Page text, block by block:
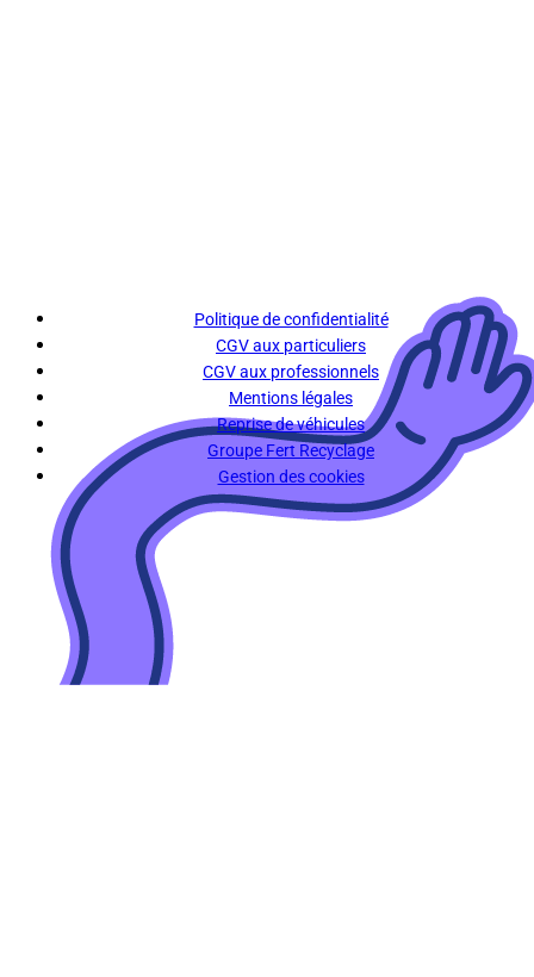
Politique de confidentialité
CGV aux particuliers
CGV aux professionnels
Mentions légales
Reprise de véhicules
Groupe Fert Recyclage
Gestion des cookies